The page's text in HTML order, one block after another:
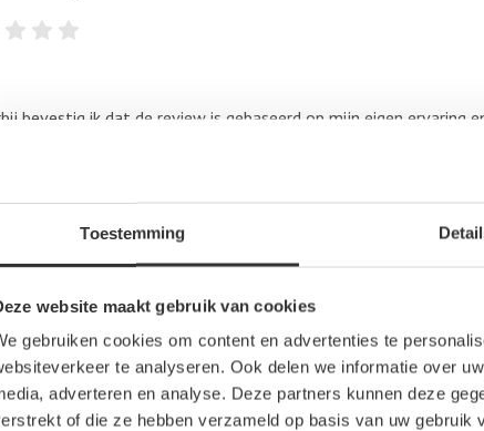
Toestemming
website maakt gebruik van cookies
gebruiken cookies om content en advertenties te
te analyseren. Ook delen we informatie over
adverteren en analyse. Deze partners kunnen deze
of die ze hebben verzameld op basis van uw gebruik
bevestig ik dat de review is gebaseerd op mijn eigen
ontvangen van een persoon dan wel derden, om dit bedrijf
2024